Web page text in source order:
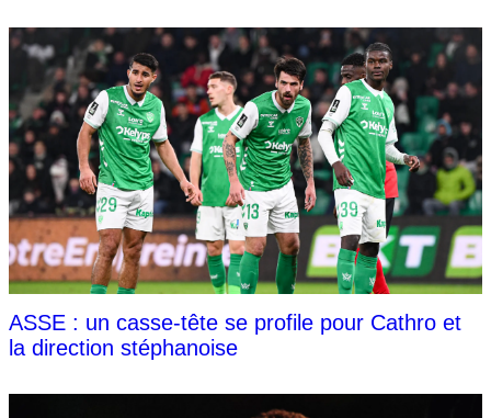
ASSE : un casse-tête se profile pour Cathro et
la direction stéphanoise